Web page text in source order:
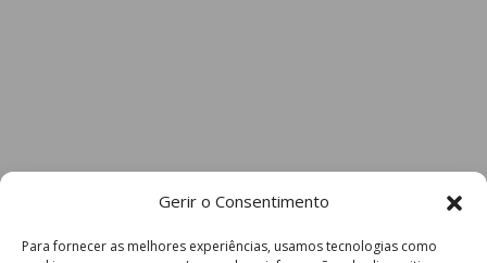
Gerir o Consentimento
Para fornecer as melhores experiências, usamos tecnologias como